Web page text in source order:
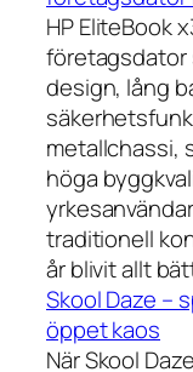
HP EliteBook
företagsdator
design, lång
metallchassi,
höga
traditionell
år blivit allt
Skool Daze –
öppet kaos
När Skool